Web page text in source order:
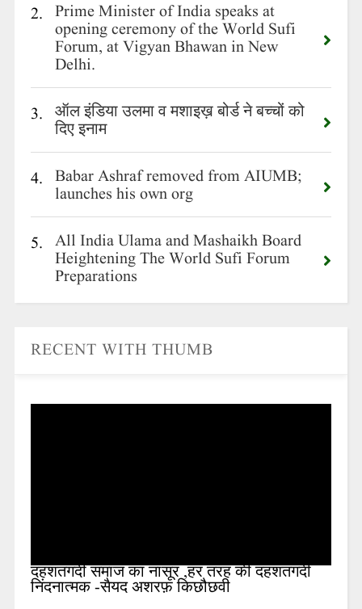
2. Prime Minister of India speaks at
opening ceremony of the World Sufi
Forum, at Vigyan Bhawan in New
Delhi.
3. ऑल इंडिया उलमा व मशाइख़ बोर्ड ने बच्चों को
दिए इनाम
4. Babar Ashraf removed from AIUMB;
launches his own org
5. All India Ulama and Mashaikh Board
Heightening The World Sufi Forum
Preparations
RECENT WITH THUMB
दहशतगर्दी समाज का नासूर ,हर तरह की दहशतगर्दी
निंदनात्मक -सैयद अशरफ़ किछौछवी